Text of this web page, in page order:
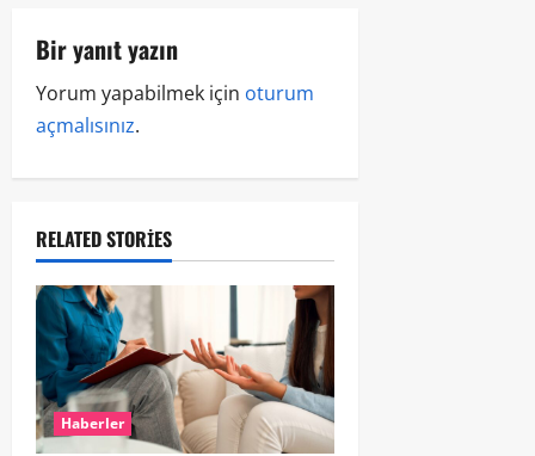
Bir yanıt yazın
Yorum yapabilmek için oturum
açmalısınız.
RELATED STORIES
Haberler